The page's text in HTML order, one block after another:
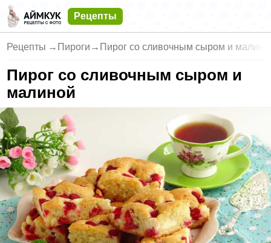
Рецепты
Рецепты → Пироги → Пирог со сливочным сыром и
Пирог со сливочным сыром и
малиной